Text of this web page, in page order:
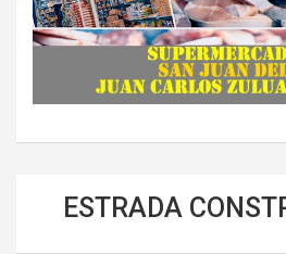
ESTRADA